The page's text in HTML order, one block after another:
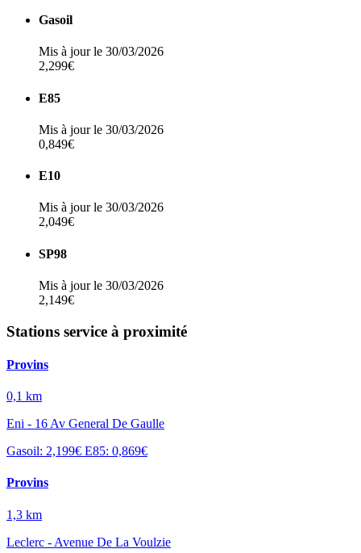
Gasoil
Mis à jour le 30/03/2026
2,299€
E85
Mis à jour le 30/03/2026
0,849€
E10
Mis à jour le 30/03/2026
2,049€
SP98
Mis à jour le 30/03/2026
2,149€
Stations service à proximité
Provins
0,1 km
Eni - 16 Av General De Gaulle
Gasoil: 2,199€ E85: 0,869€
Provins
1,3 km
Leclerc - Avenue De La Voulzie